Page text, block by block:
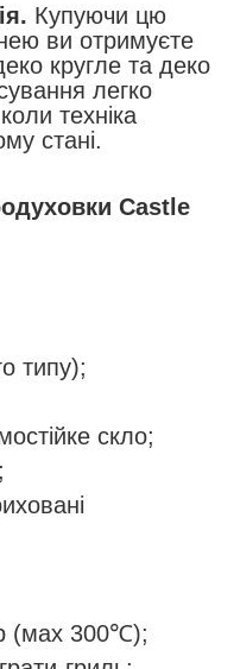
Купуючи цю
ви отримуєте
кругле та деко
легко
техніка
стані.
Castle
типу);
скло;
(мах 300℃);